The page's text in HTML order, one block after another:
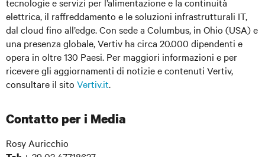
elettrica, il raffreddamento e le soluzioni infrastrutturali IT,
dal cloud fino all’edge. Con sede a Columbus, in Ohio (USA) e
una presenza globale, Vertiv ha circa 20.000 dipendenti e
opera in oltre 130 Paesi. Per maggiori informazioni e per
ricevere gli aggiornamenti di notizie e contenuti Vertiv,
consultare il sito Vertiv.it.
Contatto per i Media
Rosy Auricchio